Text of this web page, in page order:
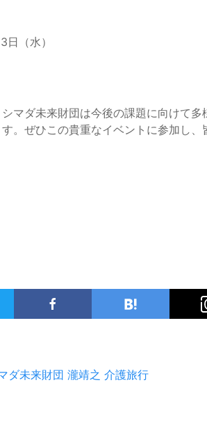
（水）
マダ未来財団は今後の課題に向けて
。ぜひこの貴重なイベントに参加し
ダ未来財団 瀧靖之 介護旅行